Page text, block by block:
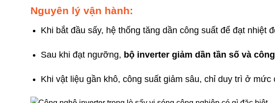
Nguyên lý vận hành:
Khi bắt đầu sấy, hệ thống tăng dần công suất để đạt nhiệt
Sau khi đạt ngưỡng, bộ inverter giảm dần tần số và
Khi vật liệu gần khô, công suất giảm sâu, chỉ duy trì ở